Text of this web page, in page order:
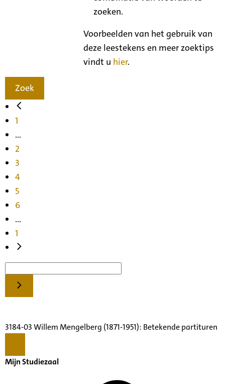
zoeken.
Voorbeelden van het gebruik van
deze leestekens en meer zoektips
vindt u hier.
Zoek
1
...
2
3
4
5
6
...
1
3184-03 Willem Mengelberg (1871-1951): Betekende partituren
Mijn Studiezaal